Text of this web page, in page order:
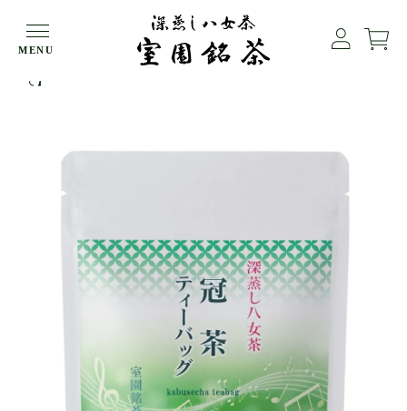
MENU
HOME
ティーバッグ
深蒸し八女茶 冠茶ティーバッグ 3g×15p入【メール便４袋ま
で】